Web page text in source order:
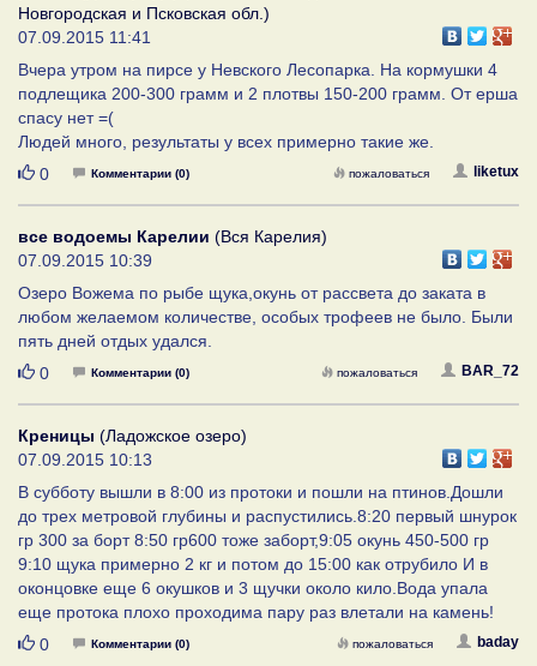
Новгородская и Псковская обл.)
07.09.2015 11:41
Вчера утром на пирсе у Невского Лесопарка. На кормушки 4
подлещика 200-300 грамм и 2 плотвы 150-200 грамм. От ерша
спасу нет =(
Людей много, результаты у всех примерно такие же.
Нравится
0 Комментарии (0) liketux
пожаловаться
все водоемы Карелии (Вся Карелия)
07.09.2015 10:39
Озеро Вожема по рыбе щука,окунь от рассвета до заката в
любом желаемом количестве, особых трофеев не было. Были
пять дней отдых удался.
Нравится
0 Комментарии (0) BAR_72
пожаловаться
Креницы (Ладожское озеро)
07.09.2015 10:13
В субботу вышли в 8:00 из протоки и пошли на птинов.Дошли
до трех метровой глубины и распустились.8:20 первый шнурок
гр 300 за борт 8:50 гр600 тоже заборт,9:05 окунь 450-500 гр
9:10 щука примерно 2 кг и потом до 15:00 как отрубило И в
оконцовке еще 6 окушков и 3 щучки около кило.Вода упала
еще протока плохо проходима пару раз влетали на камень!
Нравится
0 Комментарии (0) baday
пожаловаться